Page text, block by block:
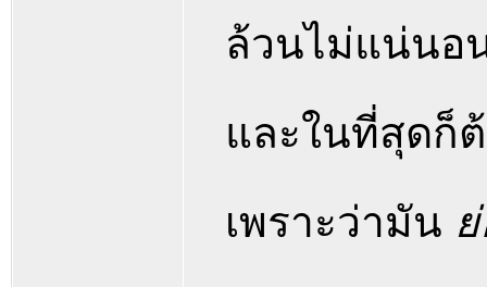
ล้วนไม่แน่นอ
และในที่สุดก็
เพราะว่ามัน